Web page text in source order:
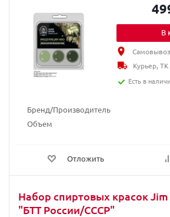
Бренд/Производитель
Объем
Отложить
В
Самовывоз
Курьер, ТК
Есть в
Набор спиртовых красок Jim
"БТТ России/СССР"